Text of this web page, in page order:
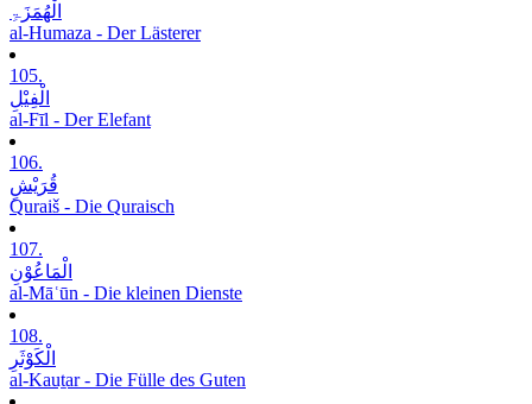
الْھُمَزَۃِ
al-Humaza - Der Lästerer
105.
الْفِیْلِ
al-Fīl - Der Elefant
106.
قُرَیْشٍ
Quraiš - Die Quraisch
107.
الْمَاعُوْنِ
al-Māʿūn - Die kleinen Dienste
108.
الْکَوْثَرِ
al-Kauṯar - Die Fülle des Guten